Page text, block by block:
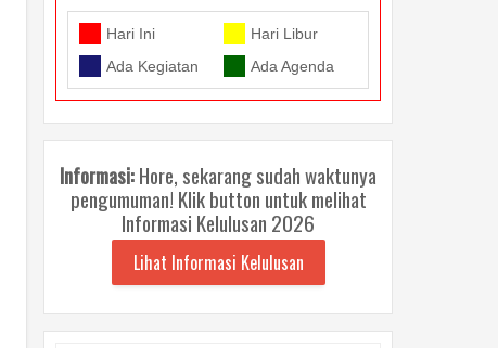
Hari Ini
Hari Libur
Ada Kegiatan
Ada Agenda
Informasi:Hore, sekarang sudah waktunya
pengumuman! Klik button untuk melihat
Informasi Kelulusan 2026
Lihat Informasi Kelulusan